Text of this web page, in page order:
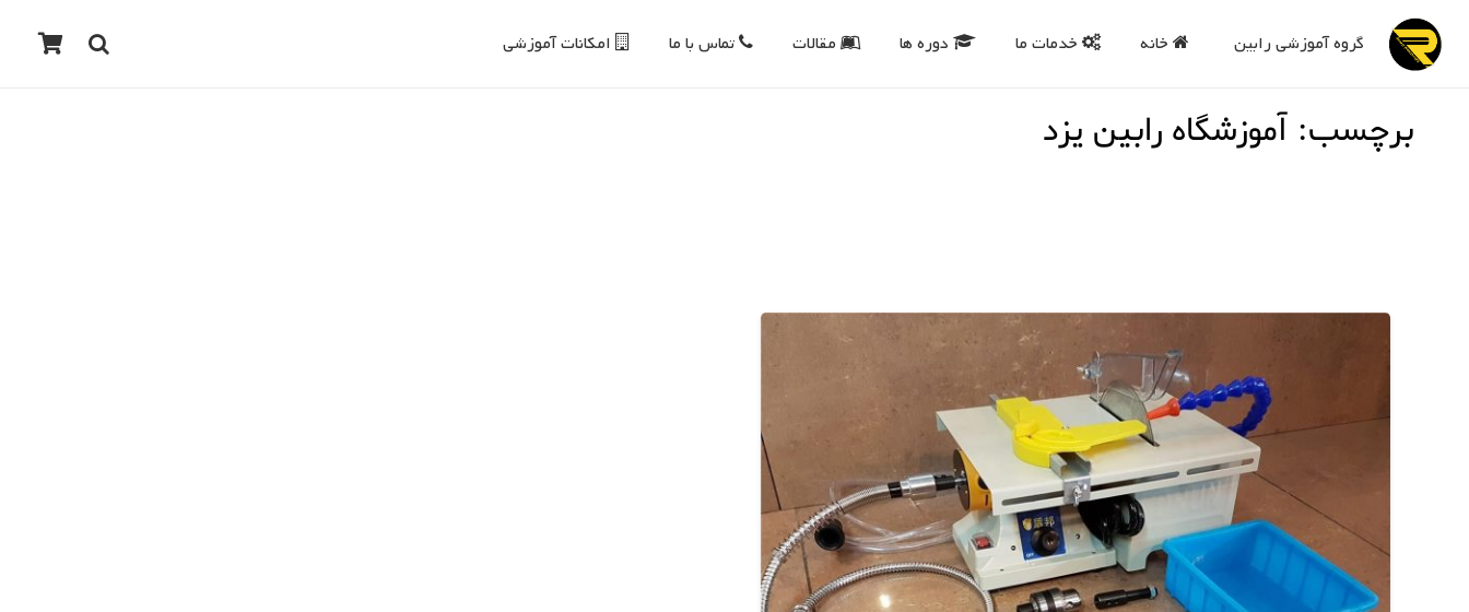
گروه آموزشی رابین خانه خدمات ما دوره ها مقالات تماس با ما امکانات آموزشی
برچسب: آموزشگاه رابین یزد